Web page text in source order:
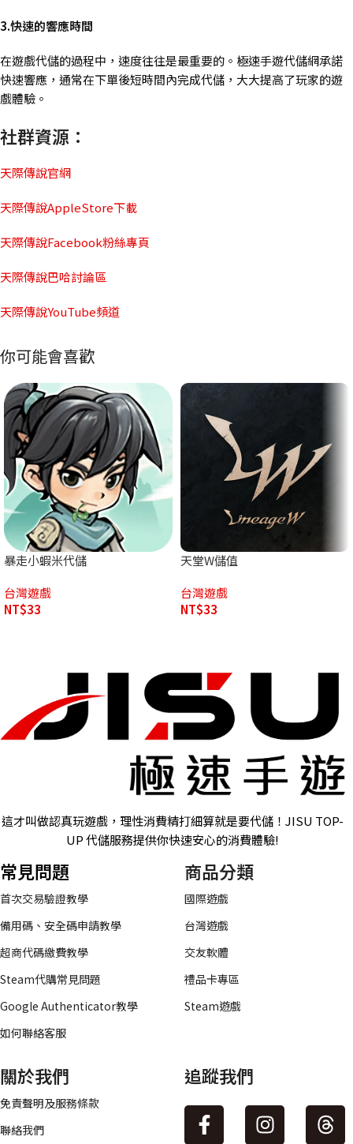
3.快速的響應時間
在遊戲代儲的過程中，速度往往是最重要的。極速手遊代儲網承諾
快速響應，通常在下單後短時間內完成代儲，大大提高了玩家的遊
戲體驗。
社群資源：
天際傳說官網
天際傳說AppleStore下載
天際傳說Facebook粉絲專頁
天際傳說巴哈討論區
天際傳說YouTube頻道
你可能會喜歡
暴走小蝦米代儲
台灣遊戲
NT$33
天堂W儲值
台灣遊戲
NT$33
這才叫做認真玩遊戲，理性消費精打細算就是要代儲！JISU TOP-
UP 代儲服務提供你快速安心的消費體驗!
常見問題
首次交易驗證教學
備用碼、安全碼申請教學
超商代碼繳費教學
Steam代購常見問題
Google Authenticator教學
如何聯絡客服
商品分類
國際遊戲
台灣遊戲
交友軟體
禮品卡專區
Steam遊戲
關於我們
免責聲明及服務條款
聯絡我們
追蹤我們